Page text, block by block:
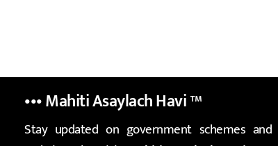
••• Mahiti Asaylach Havi™
Stay updated on government schemes